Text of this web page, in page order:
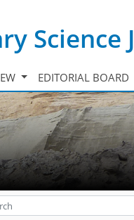
Science
EDITORIAL BOARD